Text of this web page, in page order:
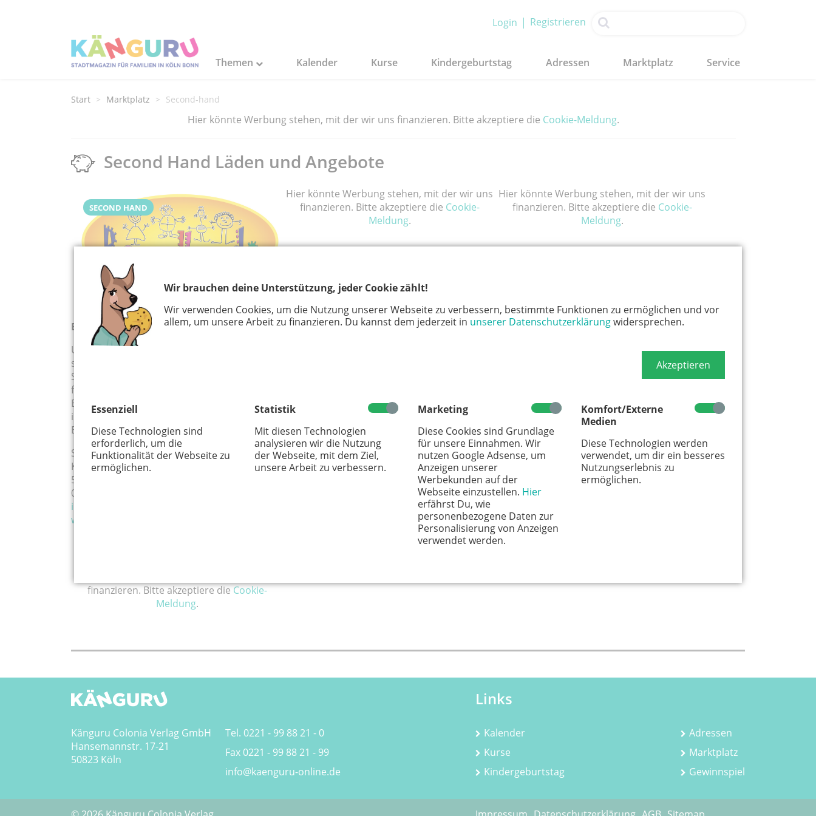
Wir brauchen deine Unterstützung, jeder Cookie zählt!
Wir verwenden Cookies, um die Nutzung unserer Webseite zu verbessern, bestimmte Funktionen zu ermöglichen und vor
allem, um unsere Arbeit zu finanzieren. Du kannst dem jederzeit in unserer Datenschutzerklärungwidersprechen.
Akzeptieren
Essenziell
Diese Technologien sind
erforderlich, um die
Funktionalität der Webseite zu
ermöglichen.
Statistik
Mit diesen Technologien
analysieren wir die Nutzung
der Webseite, mit dem Ziel,
unsere Arbeit zu verbessern.
Marketing
Diese Cookies sind Grundlage
für unsere Einnahmen. Wir
nutzen Google Adsense, um
Anzeigen unserer
Werbekunden auf der
Webseite einzustellen. Hier
erfährst Du, wie
personenbezogene Daten zur
Personalisierung von Anzeigen
verwendet werden.
Komfort/Externe
Medien
Diese Technologien werden
verwendet, um dir ein besseres
Nutzungserlebnis zu
ermöglichen.
Login Registrieren
Themen Kalender Kurse Kindergeburtstag Adressen Marktplatz Service
Start Marktplatz Second-hand
Hier könnte Werbung stehen, mit der wir uns finanzieren. Bitte akzeptiere die Cookie-Meldung.
Second Hand Läden und Angebote
SECOND HAND
Bei uns sind Kinder willkommen!
Unser kleines, aber feines Geschäft lädt mit
seinen fairen Preisen und vielfältigem
Sortiment zu einem schönen Einkaufsbummel
für die ganze Familie ein. Von Bekleidung,
Büchern über Spielwaren bis hin zu Autositzen
ist (fast) alles dabei. Wir freuen uns auf Euren
Besuch!
Susanne Manzke
Kölner Straße 68b
50859 Köln-Lövenich
0151 - 720 38 943
info@rasselbande-secondhand.de
www.rasselbande-secondhand.de
Hier könnte Werbung stehen, mit der wir uns
finanzieren. Bitte akzeptiere die Cookie-
Meldung.
Hier könnte Werbung stehen, mit der wir uns
finanzieren. Bitte akzeptiere die Cookie-
Meldung.
finanzieren. Bitte akzeptiere dieCookie-
Meldung.
Känguru Colonia Verlag GmbH
Hansemannstr. 17-21
50823 Köln
Tel. 0221 - 99 88 21 - 0
Fax 0221 - 99 88 21 - 99
info@kaenguru-online.de
Links
Kalender
Kurse
Kindergeburtstag
Adressen
Marktplatz
Gewinnspiel